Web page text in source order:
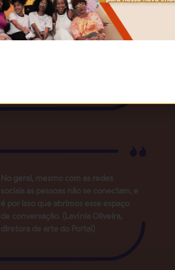
Nossa comunidade é um espaço para
nossa audiência receber reforços de
No geral, mesmo com as redes
sociais as pessoas não se conectam, e
é por isso que abrimos esse espaço
de conversação. (Lavínia Oliveira,
diretora de arte do Portal)